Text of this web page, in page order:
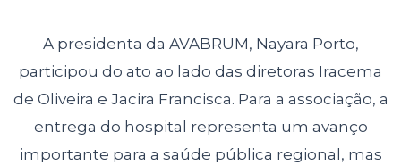
A presidenta da AVABRUM, Nayara Porto,
participou do ato ao lado das diretoras Iracema
de Oliveira e Jacira Francisca. Para a associação, a
entrega do hospital representa um avanço
importante para a saúde pública regional, mas